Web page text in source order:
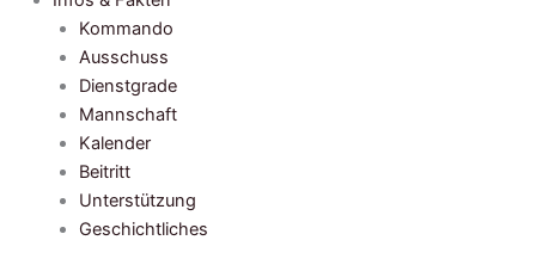
Kommando
Ausschuss
Dienstgrade
Mannschaft
Kalender
Beitritt
Unterstützung
Geschichtliches